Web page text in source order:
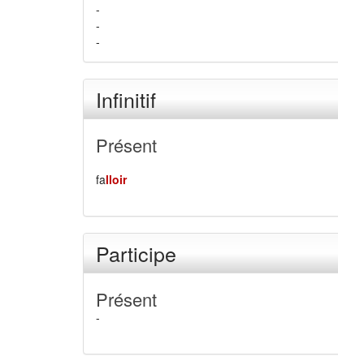
-
-
-
Infinitif
Présent
falloir
Participe
Présent
-